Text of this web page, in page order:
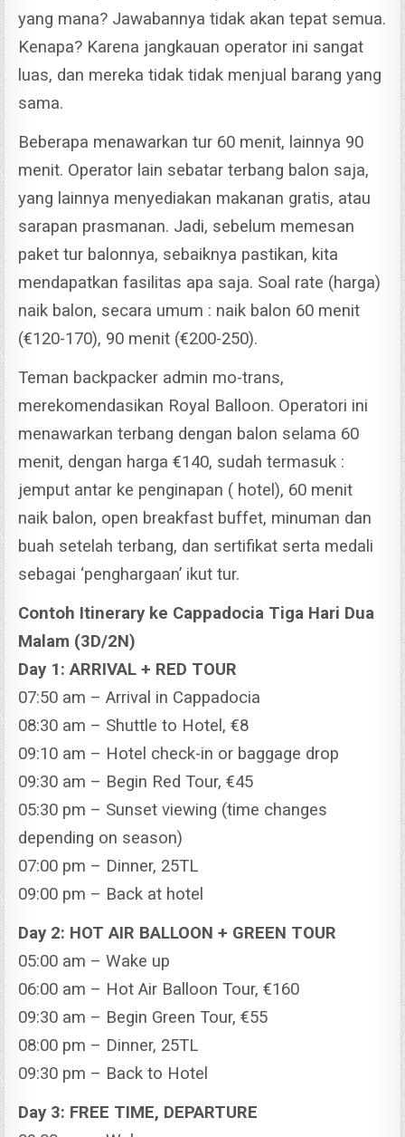
yang mana? Jawabannya tidak akan tepat semua.
Kenapa? Karena jangkauan operator ini sangat
luas, dan mereka tidak tidak menjual barang yang
sama.
Beberapa menawarkan tur 60 menit, lainnya 90
menit. Operator lain sebatar terbang balon saja,
yang lainnya menyediakan makanan gratis, atau
sarapan prasmanan. Jadi, sebelum memesan
paket tur balonnya, sebaiknya pastikan, kita
mendapatkan fasilitas apa saja. Soal rate (harga)
naik balon, secara umum : naik balon 60 menit
(€120-170), 90 menit (€200-250).
Teman backpacker admin mo-trans,
merekomendasikan Royal Balloon. Operatori ini
menawarkan terbang dengan balon selama 60
menit, dengan harga €140, sudah termasuk :
jemput antar ke penginapan ( hotel), 60 menit
naik balon, open breakfast buffet, minuman dan
buah setelah terbang, dan sertifikat serta medali
sebagai ‘penghargaan’ ikut tur.
Contoh Itinerary ke Cappadocia Tiga Hari Dua
Malam (3D/2N)
Day 1: ARRIVAL + RED TOUR
07:50 am – Arrival in Cappadocia
08:30 am – Shuttle to Hotel, €8
09:10 am – Hotel check-in or baggage drop
09:30 am – Begin Red Tour, €45
05:30 pm – Sunset viewing (time changes
depending on season)
07:00 pm – Dinner, 25TL
09:00 pm – Back at hotel
Day 2: HOT AIR BALLOON + GREEN TOUR
05:00 am – Wake up
06:00 am – Hot Air Balloon Tour, €160
09:30 am – Begin Green Tour, €55
08:00 pm – Dinner, 25TL
09:30 pm – Back to Hotel
Day 3: FREE TIME, DEPARTURE